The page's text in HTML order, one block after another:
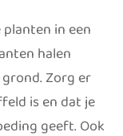
in een
halen
Zorg er
is en dat je